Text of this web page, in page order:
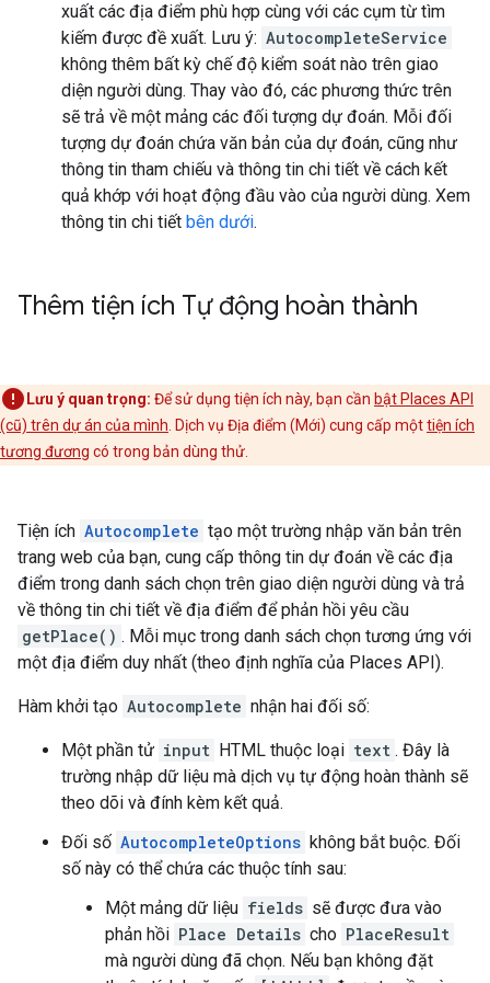
xuất các địa điểm phù hợp cùng với các cụm từ tìm
kiếm được đề xuất. Lưu ý: AutocompleteService
không thêm bất kỳ chế độ kiểm soát nào trên giao
diện người dùng. Thay vào đó, các phương thức trên
sẽ trả về một mảng các đối tượng dự đoán. Mỗi đối
tượng dự đoán chứa văn bản của dự đoán, cũng như
thông tin tham chiếu và thông tin chi tiết về cách kết
quả khớp với hoạt động đầu vào của người dùng. Xem
thông tin chi tiết bên dưới.
Thêm tiện ích Tự động hoàn thành
Lưu ý quan trọng: Để sử dụng tiện ích này, bạn cần bật Places API
(cũ) trên dự án của mình. Dịch vụ Địa điểm (Mới) cung cấp mộttiện ích
tương đương có trong bản dùng thử.
Tiện ích Autocomplete tạo một trường nhập văn bản trên
trang web của bạn, cung cấp thông tin dự đoán về các địa
điểm trong danh sách chọn trên giao diện người dùng và trả
về thông tin chi tiết về địa điểm để phản hồi yêu cầu
getPlace() . Mỗi mục trong danh sách chọn tương ứng với
một địa điểm duy nhất (theo định nghĩa của Places API).
Hàm khởi tạo Autocomplete nhận hai đối số:
Một phần tử input HTML thuộc loại text . Đây là
trường nhập dữ liệu mà dịch vụ tự động hoàn thành sẽ
theo dõi và đính kèm kết quả.
Đối số AutocompleteOptions không bắt buộc. Đối
số này có thể chứa các thuộc tính sau:
Một mảng dữ liệu fields sẽ được đưa vào
phản hồi Place Details cho PlaceResult
mà người dùng đã chọn. Nếu bạn không đặt